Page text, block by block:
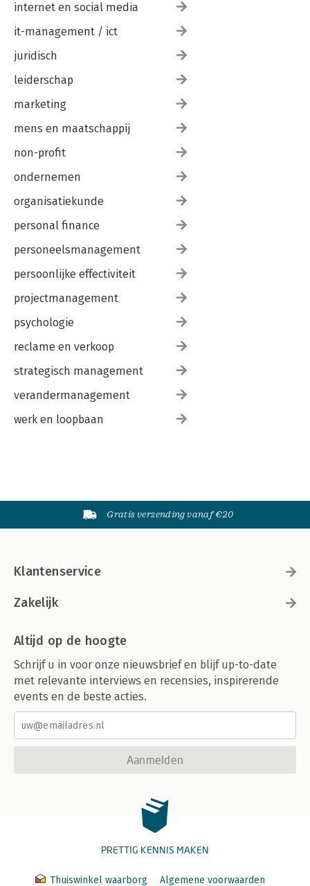
internet en social media
it-management / ict
juridisch
leiderschap
marketing
mens en maatschappij
non-profit
ondernemen
organisatiekunde
personal finance
personeelsmanagement
persoonlijke effectiviteit
projectmanagement
psychologie
reclame en verkoop
strategisch management
verandermanagement
werk en loopbaan
Gratis verzending vanaf €20
Klantenservice
Zakelijk
Altijd op de hoogte
Schrijf u in voor onze nieuwsbrief en blijf up-to-date
met relevante interviews en recensies, inspirerende
events en de beste acties.
Aanmelden
PRETTIG KENNIS MAKEN
Thuiswinkel waarborg Algemene voorwaarden